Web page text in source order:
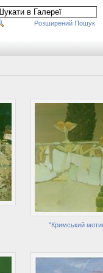
Розширений Пошук
"Кримський